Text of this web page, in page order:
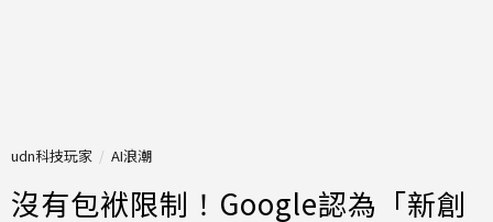
udn科技玩家 AI浪潮
沒有包袱限制！Google認為「新創